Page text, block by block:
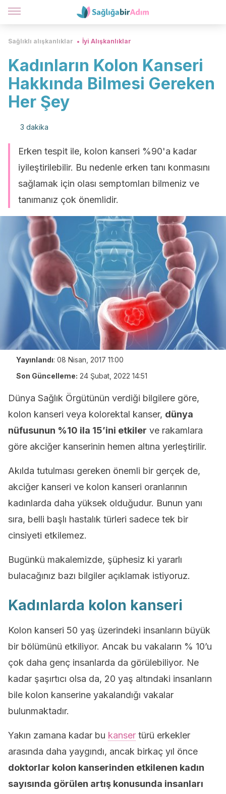
Sağlıklı alışkanlıklar İyi Alışkanlıklar
Kadınların Kolon Kanseri
Hakkında Bilmesi Gereken
Her Şey
3 dakika
Erken tespit ile, kolon kanseri %90'a kadar
iyileştirilebilir. Bu nedenle erken tanı konmasını
sağlamak için olası semptomları bilmeniz ve
tanımanız çok önemlidir.
Yayınlandı: 08 Nisan, 2017 11:00
Son Güncelleme: 24 Şubat, 2022 14:51
Dünya Sağlık Örgütünün verdiği bilgilere göre,
kolon kanseri veya kolorektal kanser, dünya
nüfusunun %10 ila 15’ini etkiler ve rakamlara
göre akciğer kanserinin hemen altına yerleştirilir.
Akılda tutulması gereken önemli bir gerçek de,
akciğer kanseri ve kolon kanseri oranlarının
kadınlarda daha yüksek olduğudur. Bunun yanı
sıra, belli başlı hastalık türleri sadece tek bir
cinsiyeti etkilemez.
Bugünkü makalemizde, şüphesiz ki yararlı
bulacağınız bazı bilgiler açıklamak istiyoruz.
Kadınlarda kolon kanseri
Kolon kanseri 50 yaş üzerindeki insanların büyük
bir bölümünü etkiliyor. Ancak bu vakaların % 10’u
çok daha genç insanlarda da görülebiliyor. Ne
kadar şaşırtıcı olsa da, 20 yaş altındaki insanların
bile kolon kanserine yakalandığı vakalar
bulunmaktadır.
Yakın zamana kadar bu kanser türü erkekler
arasında daha yaygındı, ancak birkaç yıl önce
doktorlar kolon kanserinden etkilenen kadın
sayısında görülen artış konusunda insanları